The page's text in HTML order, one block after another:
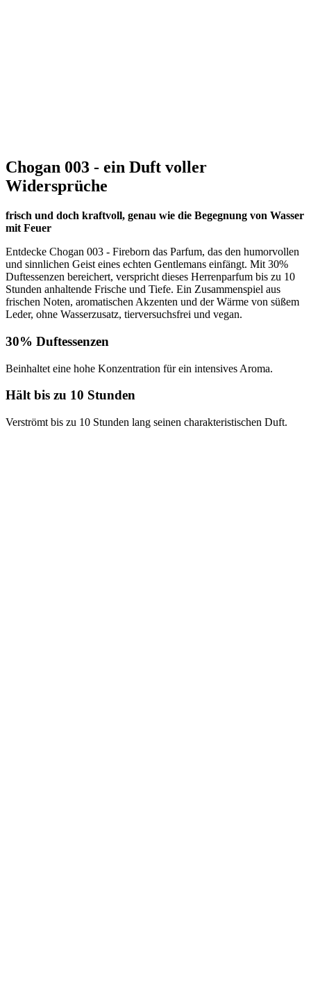
Chogan 003 - ein Duft voller
Widersprüche
frisch und doch kraftvoll, genau wie die Begegnung von Wasser
mit Feuer
Entdecke Chogan 003 - Fireborn das Parfum, das den humorvollen
und sinnlichen Geist eines echten Gentlemans einfängt. Mit 30%
Duftessenzen bereichert, verspricht dieses Herrenparfum bis zu 10
Stunden anhaltende Frische und Tiefe. Ein Zusammenspiel aus
frischen Noten, aromatischen Akzenten und der Wärme von süßem
Leder, ohne Wasserzusatz, tierversuchsfrei und vegan.
30% Duftessenzen
Beinhaltet eine hohe Konzentration für ein intensives Aroma.
Hält bis zu 10 Stunden
Verströmt bis zu 10 Stunden lang seinen charakteristischen Duft.